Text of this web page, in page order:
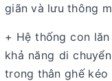
giãn và lưu thông
+ Hệ thống con
khả năng di
trong thân ghế